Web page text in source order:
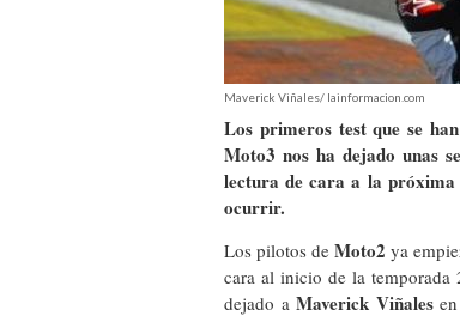
Maverick Viñales/ lainformacion.com
Los primeros test que se
Moto3 nos ha dejado unas
lectura de cara a la próxima
ocurrir.
Los pilotos deMoto2 ya
cara al inicio de la temporada
dejado a Maverick Viñalesen